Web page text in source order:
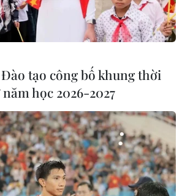
điện than huy động 439 triệu
triệu kWh).
Đào tạo công bố khung thời
học 2026-2027